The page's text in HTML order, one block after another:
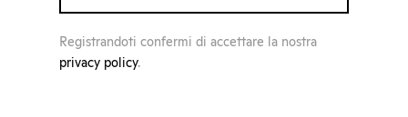
Registrandoti confermi di accettare la nostra
privacy policy.